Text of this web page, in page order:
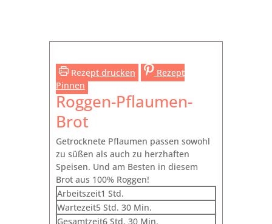
Rezept drucken
Rezept
Pinnen
Roggen-Pflaumen-
Brot
Getrocknete Pflaumen passen sowohl
zu süßen als auch zu herzhaften
Speisen. Und am Besten in diesem
Brot aus 100% Roggen!
Arbeitszeit1 Stunde
Std.
Wartezeit5Stunden
Std. 30Minuten
Min.
Gesamtzeit6Stunden
Std. 30Minuten
Min.